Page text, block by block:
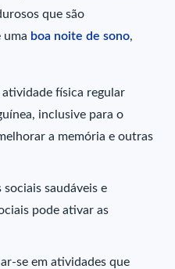
que são
uma boa noite de sono,
atividade física regular
inclusive para o
a memória e outras
saudáveis e
pode ativar as
se em atividades que